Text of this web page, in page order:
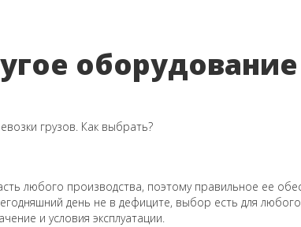
любого производства, поэтому правильное ее
день не в дефиците, выбор есть для
и условия эксплуатации.